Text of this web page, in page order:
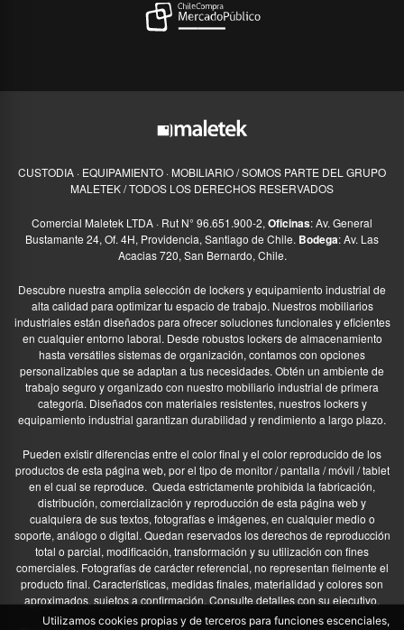
CUSTODIA · EQUIPAMIENTO · MOBILIARIO / SOMOS PARTE DEL GRUPO
MALETEK / TODOS LOS DERECHOS RESERVADOS
Comercial Maletek LTDA · Rut N° 96.651.900-2, Oficinas: Av. General
Bustamante 24, Of. 4H, Providencia, Santiago de Chile. Bodega: Av. Las
Acacias 720, San Bernardo, Chile.
Descubre nuestra amplia selección de lockers y equipamiento industrial de
alta calidad para optimizar tu espacio de trabajo. Nuestros mobiliarios
industriales están diseñados para ofrecer soluciones funcionales y eficientes
en cualquier entorno laboral. Desde robustos lockers de almacenamiento
hasta versátiles sistemas de organización, contamos con opciones
personalizables que se adaptan a tus necesidades. Obtén un ambiente de
trabajo seguro y organizado con nuestro mobiliario industrial de primera
categoría. Diseñados con materiales resistentes, nuestros lockers y
equipamiento industrial garantizan durabilidad y rendimiento a largo plazo.
Pueden existir diferencias entre el color final y el color reproducido de los
productos de esta página web, por el tipo de monitor / pantalla / móvil / tablet
en el cual se reproduce. Queda estrictamente prohibida la fabricación,
distribución, comercialización y reproducción de esta página web y
cualquiera de sus textos, fotografías e imágenes, en cualquier medio o
soporte, análogo o digital. Quedan reservados los derechos de reproducción
total o parcial, modificación, transformación y su utilización con fines
comerciales. Fotografías de carácter referencial, no representan fielmente el
producto final. Características, medidas finales, materialidad y colores son
aproximados, sujetos a confirmación. Consulte detalles con su ejecutivo.
Utilizamos cookies propias y de terceros para funciones escenciales,